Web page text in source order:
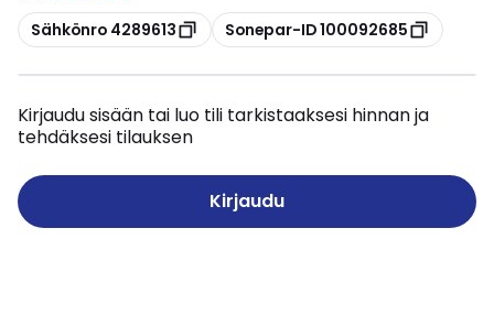
Kopioi
Sähkönro 4289613 Kopioi
Sonepar-ID 100092685
Kirjaudu sisään tai luo tili tarkistaaksesi hinnan ja
tehdäksesi tilauksen
Kirjaudu